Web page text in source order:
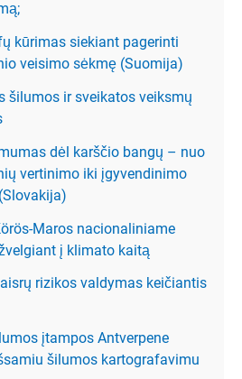
kūrimas siekiant pagerinti
veisimo sėkmę (Suomija)
šilumos ir sveikatos veiksmų
dėl karščio bangų – nuo
vertinimo iki įgyvendinimo
Maros nacionaliniame
į klimato kaitą
rizikos valdymas keičiantis
įtampos Antverpene
šilumos kartografavimu